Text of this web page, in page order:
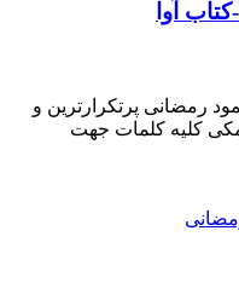
304,500 تومانمحمود رمضانی پرتکرارترین و
کلیه کلمات جهت